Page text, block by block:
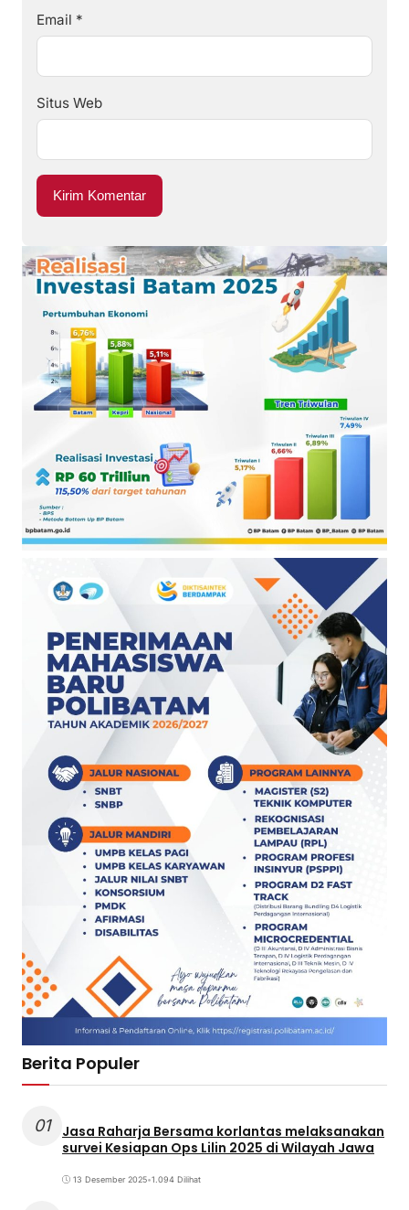
Email *
Situs Web
Berita Populer
01
Jasa Raharja Bersama korlantas melaksanakan
survei Kesiapan Ops Lilin 2025 di Wilayah Jawa
13 Desember 2025•1.094 Dilihat